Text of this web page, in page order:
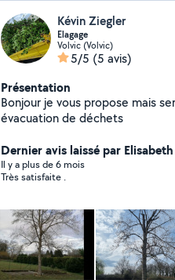
Kévin Ziegler
Elagage
Volvic (Volvic)
5/5 (5 avis)
Présentation
Bonjour je vous propose mais
évacuation de déchets
Dernier avis laissé par
Il y a plus de 6 mois
Très satisfaite .